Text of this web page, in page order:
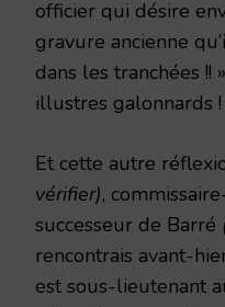
officier qui désire
gravure ancienne
dans les tranchées
illustres galonnards !
Et cette autre
vérifier),
successeur de Barré
rencontrais avant-
est sous-lieutenant